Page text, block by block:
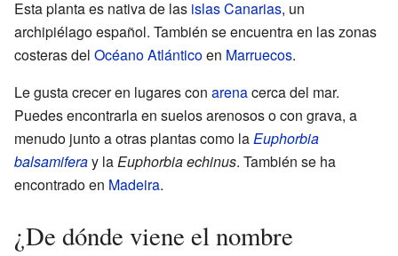
Esta planta es nativa de las islas Canarias, un
archipiélago español. También se encuentra en las zonas
costeras del Océano Atlánticoen Marruecos.
Le gusta crecer en lugares con arenacerca del mar.
Puedes encontrarla en suelos arenosos o con grava, a
menudo junto a otras plantas como laEuphorbia
balsamiferay laEuphorbia echinus. También se ha
encontrado en Madeira.
¿De dónde viene el nombre